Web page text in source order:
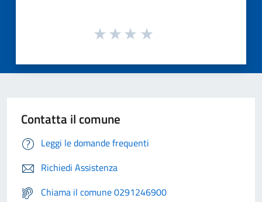
Contatta il comune
Leggi le domande frequenti
Richiedi Assistenza
Chiama il comune 0291246900